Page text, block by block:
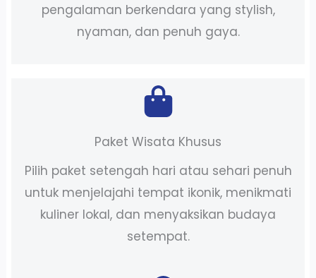
pengalaman berkendara yang stylish,
nyaman, dan penuh gaya.
Paket Wisata Khusus
Pilih paket setengah hari atau sehari penuh
untuk menjelajahi tempat ikonik, menikmati
kuliner lokal, dan menyaksikan budaya
setempat.